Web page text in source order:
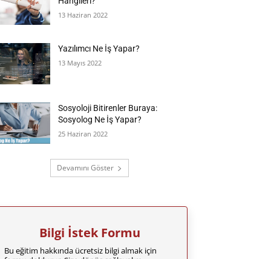
13 Haziran 2022
Yazılımcı Ne İş Yapar?
13 Mayıs 2022
Sosyoloji Bitirenler Buraya:
Sosyolog Ne İş Yapar?
25 Haziran 2022
Devamını Göster
Bilgi İstek Formu
Bu eğitim hakkında ücretsiz bilgi almak için